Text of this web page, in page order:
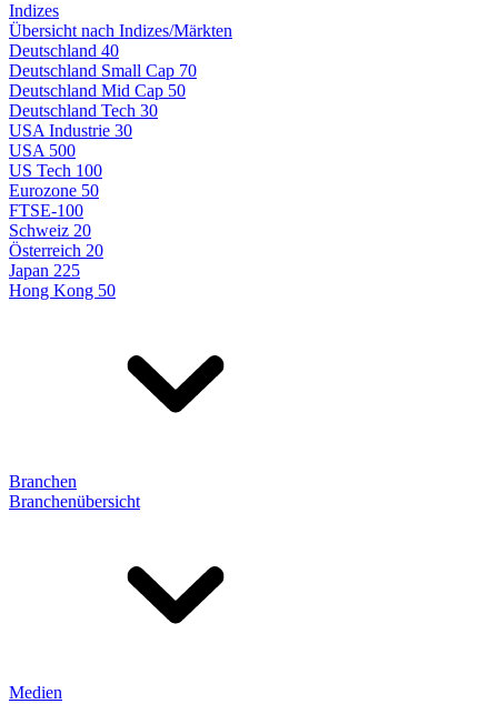
Indizes
Übersicht nach Indizes/Märkten
Deutschland 40
Deutschland Small Cap 70
Deutschland Mid Cap 50
Deutschland Tech 30
USA Industrie 30
USA 500
US Tech 100
Eurozone 50
FTSE-100
Schweiz 20
Österreich 20
Japan 225
Hong Kong 50
Branchen
Branchenübersicht
Medien